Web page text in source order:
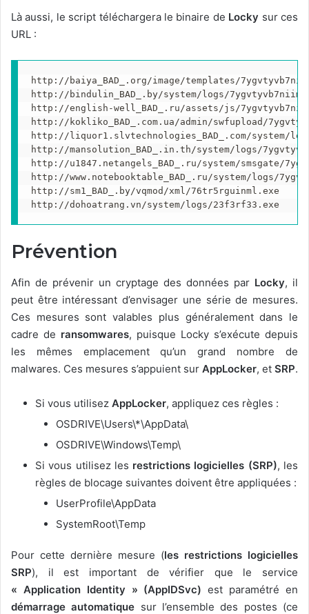
Là aussi, le script téléchargera le binaire de Locky sur ces
URL :
http://baiya_BAD_.org/image/templates/
http://bindulin_BAD_.by/system/logs/
http://english-well_BAD_.ru/assets/js/
http://kokliko_BAD_.com.ua/admin/swfupload/
http://liquor1.slvtechnologies_BAD_.com/system/
http://mansolution_BAD_.in.th/system/logs/
http://u1847.netangels_BAD_.ru/system/smsgate/
http://www.notebooktable_BAD_.ru/system/logs/
http://sm1_BAD_.by/vqmod/xml/76tr5rguinml.exe
http://dohoatrang.vn/system/logs/23f3rf33.exe
Prévention
Afin de prévenir un cryptage des données par Locky, il
peut être intéressant d’envisager une série de mesures.
Ces mesures sont valables plus généralement dans le
cadre de ransomwares, puisque Locky s’exécute depuis
les mêmes emplacement qu’un grand nombre de
malwares. Ces mesures s’appuient sur AppLocker, et SRP.
Si vous utilisez AppLocker, appliquez ces règles :
OSDRIVE\Users\*\AppData\
OSDRIVE\Windows\Temp\
Si vous utilisez les restrictions logicielles (SRP), les
règles de blocage suivantes doivent être appliquées :
UserProfile\AppData
SystemRoot\Temp
Pour cette dernière mesure (les restrictions logicielles
SRP), il est important de vérifier que le service
« Application Identity » (AppIDSvc) est paramétré en
démarrage automatique sur l’ensemble des postes (ce